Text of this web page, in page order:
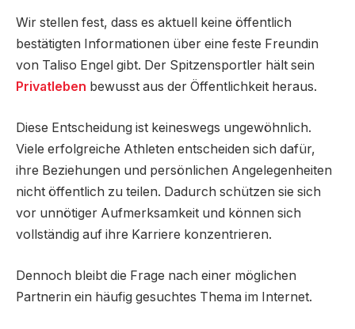
Wir stellen fest, dass es aktuell keine öffentlich
bestätigten Informationen über eine feste Freundin
von Taliso Engel gibt. Der Spitzensportler hält sein
Privatleben bewusst aus der Öffentlichkeit heraus.
Diese Entscheidung ist keineswegs ungewöhnlich.
Viele erfolgreiche Athleten entscheiden sich dafür,
ihre Beziehungen und persönlichen Angelegenheiten
nicht öffentlich zu teilen. Dadurch schützen sie sich
vor unnötiger Aufmerksamkeit und können sich
vollständig auf ihre Karriere konzentrieren.
Dennoch bleibt die Frage nach einer möglichen
Partnerin ein häufig gesuchtes Thema im Internet.